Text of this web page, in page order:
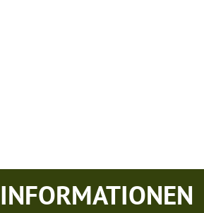
INFORMATIONEN